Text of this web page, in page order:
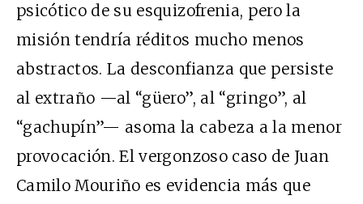
psicótico de su esquizofrenia, pero la
misión tendría réditos mucho menos
abstractos. La desconfianza que persiste
al extraño —al “güero”, al “gringo”, al
“gachupín”— asoma la cabeza a la menor
provocación. El vergonzoso caso de Juan
Camilo Mouriño es evidencia más que